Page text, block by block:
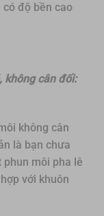
độ bền cao
không cân đối:
không cân
là bạn chưa
phun môi pha lê
với khuôn